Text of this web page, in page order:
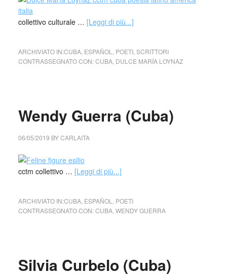
collettivo culturale … [Leggi di più...]
ARCHIVIATO IN:CUBA, ESPAÑOL POETI, SCRITTORI
CONTRASSEGNATO CON:CUBA, DULCE MARÍA LOYNAZ
Wendy Guerra (Cuba)
06/05/2019 BYCARLAITA
cctm collettivo … [Leggi di più...]
ARCHIVIATO IN:CUBA, ESPAÑOL
POETI
CONTRASSEGNATO CON:CUBA, WENDY GUERRA
Silvia Curbelo (Cuba)